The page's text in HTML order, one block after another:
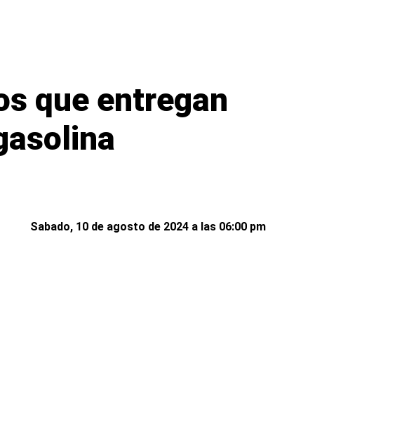
que entregan
Sabado, 10 de agosto de 2024 a las 06:00 pm